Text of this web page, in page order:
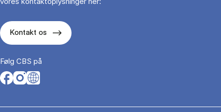
Kontakt os
Følg CBS på
Opens in a new tab
Opens in a new tab
Opens in a new tab